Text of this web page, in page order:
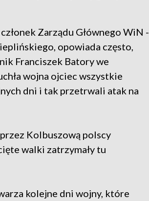
Zarządu Głównego WiN -
opowiada często,
Franciszek Batory we
wojna ojciec wszystkie
dni i tak przetrwali atak na
Kolbuszową polscy
walki zatrzymały tu
kolejne dni wojny, które